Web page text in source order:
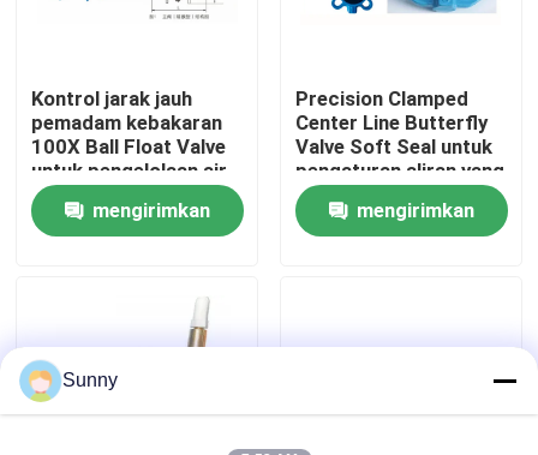
Kontrol Kualitas
Hubungi Kami
Layanan Pengiriman Barang Internasional
Kontrol jarak jauh
pemadam kebakaran
100X Ball Float Valve
untuk pengelolaan air
mengirimkan
Precision Clamped
Center Line Butterfly
Valve Soft Seal untuk
pengaturan aliran yang
akurat
mengirimkan
Sunny